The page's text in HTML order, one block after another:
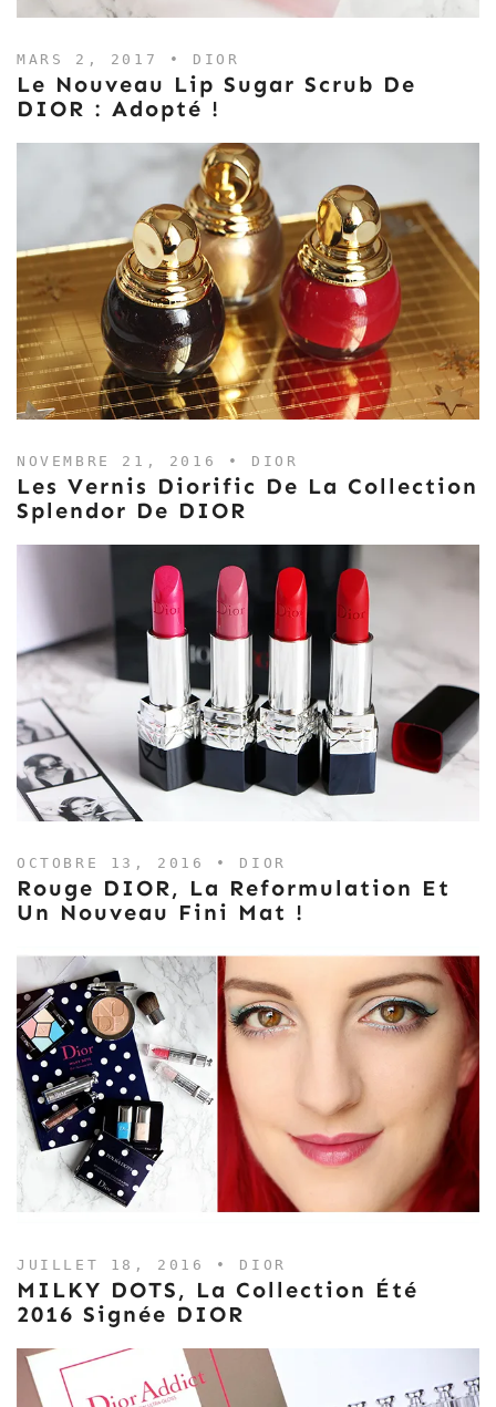
MARS 2, 2017 • DIOR
Le Nouveau Lip Sugar Scrub De
DIOR : Adopté !
NOVEMBRE 21, 2016 • DIOR
Les Vernis Diorific De La Collection
Splendor De DIOR
OCTOBRE 13, 2016 • DIOR
Rouge DIOR, La Reformulation Et
Un Nouveau Fini Mat !
JUILLET 18, 2016 • DIOR
MILKY DOTS, La Collection Été
2016 Signée DIOR